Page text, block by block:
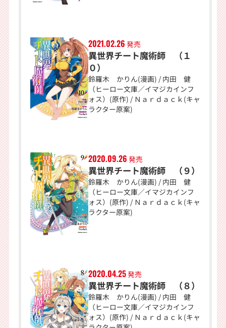
2021.02.26 発売
異世界チート魔術師 （１
０）
鈴羅木 かりん(漫画) / 内田 健
（ヒーロー文庫／イマジカインフ
ォス）(原作) / Ｎａｒｄａｃｋ(キャ
ラクター原案)
2020.09.26 発売
異世界チート魔術師 （９）
鈴羅木 かりん(漫画) / 内田 健
（ヒーロー文庫／イマジカインフ
ォス）(原作) / Ｎａｒｄａｃｋ(キャ
ラクター原案)
2020.04.25発売
異世界チート魔術師 （８）
鈴羅木 かりん(漫画) / 内田 健
（ヒーロー文庫／イマジカインフ
ォス）(原作) / Ｎａｒｄａｃｋ(キャ